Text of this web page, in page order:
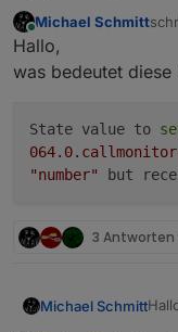
Wert
Online
Michael Schmitt
Hallo,
was bedeutet diese
State value to
"number"
but
3 Antworten
Michael Schmitt